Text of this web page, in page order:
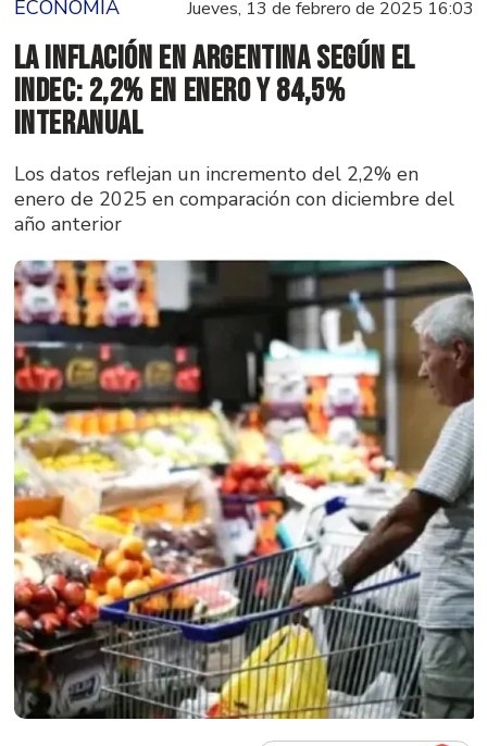
ECONOMÍA Jueves, 13 de febrero de 2025 16:03
La inflación en Argentina según el
INDEC: 2,2% en enero y 84,5%
interanual
Los datos reflejan un incremento del 2,2% en
enero de 2025 en comparación con diciembre del
año anterior